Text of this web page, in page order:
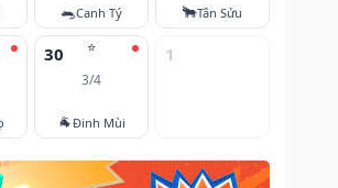
🐀Canh Tý 🐂Tân Sửu
⭐
30
3/4
🐐Đinh Mùi
1